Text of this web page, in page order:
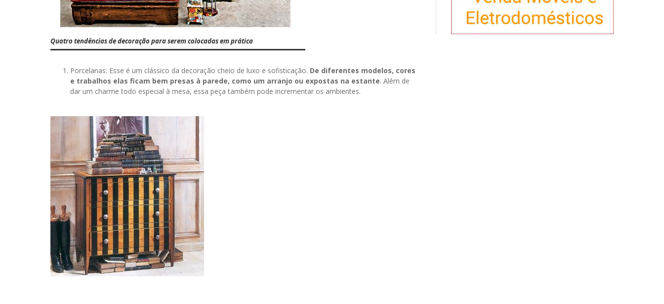
Quatro tendências de decoração para serem colocadas em prática
Porcelanas: Esse é um clássico da decoração cheio de luxo e sofisticação. De diferentes modelos, cores
e trabalhos elas ficam bem presas à parede, como um arranjo ou expostas na estante. Além de
dar um charme todo especial à mesa, essa peça também pode incrementar os ambientes.